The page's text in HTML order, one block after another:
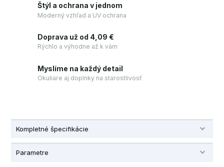
Štýl a ochrana v jednom
Moderný vzhľad a UV ochrana
Doprava už od 4,09 €
Rýchlo a výhodne až k vám
Myslíme na každý detail
Okuliare aj doplnky na starostlivosť
Kompletné špecifikácie
Parametre